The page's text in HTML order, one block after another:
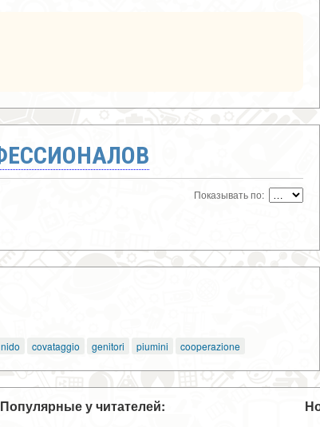
Показывать по:
covataggio genitori piumini cooperazione
Популярные у читателей: